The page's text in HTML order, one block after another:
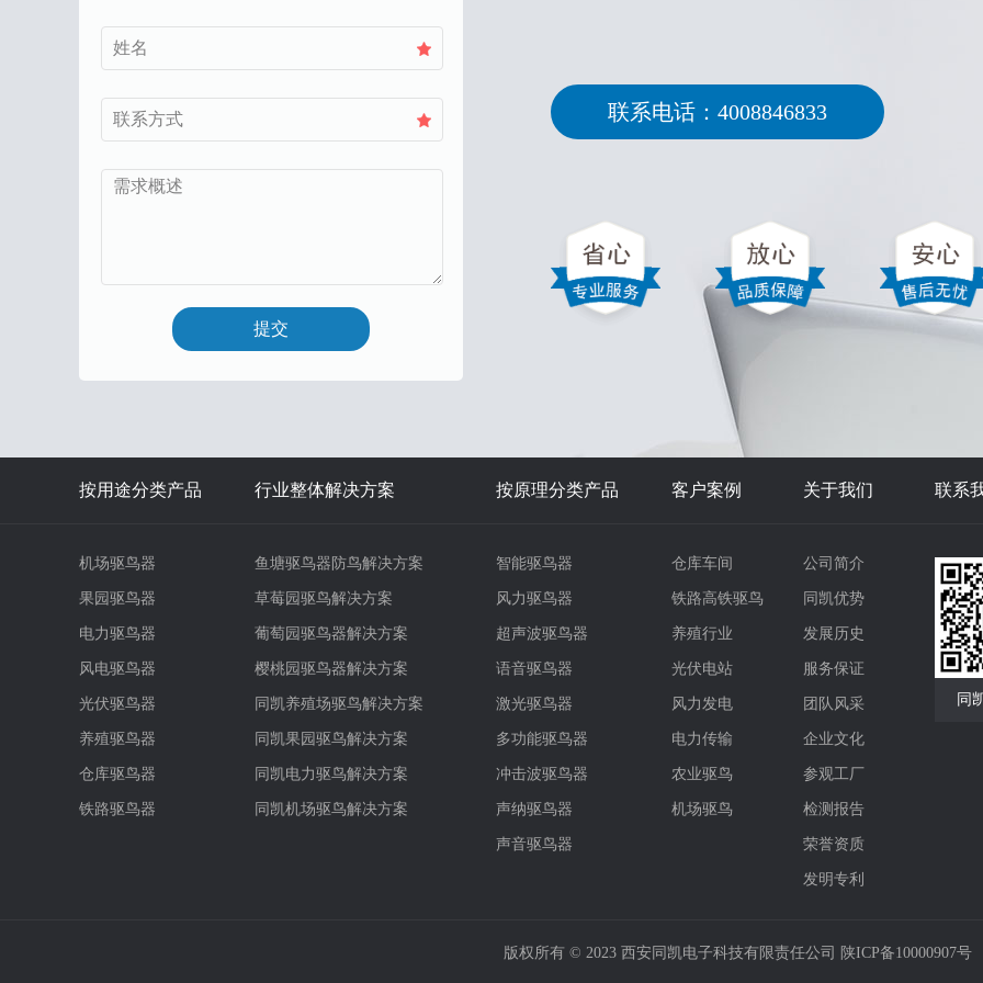
联系电话：4008846833
按用途分类产品 行业整体解决方案 按原理分类产品 客户案例 关于我们 联系
机场驱鸟器
果园驱鸟器
电力驱鸟器
风电驱鸟器
光伏驱鸟器
养殖驱鸟器
仓库驱鸟器
铁路驱鸟器
鱼塘驱鸟器防鸟解决方案
草莓园驱鸟解决方案
葡萄园驱鸟器解决方案
樱桃园驱鸟器解决方案
同凯养殖场驱鸟解决方案
同凯果园驱鸟解决方案
同凯电力驱鸟解决方案
同凯机场驱鸟解决方案
智能驱鸟器
风力驱鸟器
超声波驱鸟器
语音驱鸟器
激光驱鸟器
多功能驱鸟器
冲击波驱鸟器
声纳驱鸟器
声音驱鸟器
仓库车间
铁路高铁驱鸟
养殖行业
光伏电站
风力发电
电力传输
农业驱鸟
机场驱鸟
公司简介
同凯优势
发展历史
服务保证
团队风采
企业文化
参观工厂
检测报告
荣誉资质
发明专利
同
版权所有 © 2023 西安同凯电子科技有限责任公司 陕ICP备10000907号